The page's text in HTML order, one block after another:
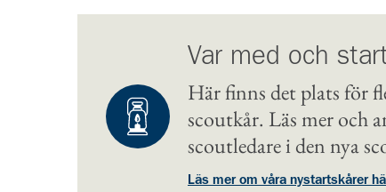
Var med och
Här finns det plats för
scoutkår. Läs mer och
scoutledare i den nya
Läs mer om våra nystartskårer